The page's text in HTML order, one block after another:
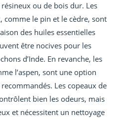
ou de bois dur. Les
comme le pin et le cèdre, sont
des huiles essentielles
être nocives pour les
d’Inde. En revanche, les
l’aspen, sont une option
Les copeaux de
bien les odeurs, mais
et nécessitent un nettoyage